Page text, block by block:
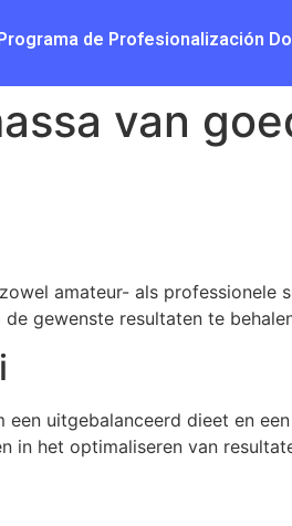
de Profesionalización
van
amateur- als professionele
gewenste resultaten te
uitgebalanceerd dieet en
in het optimaliseren van